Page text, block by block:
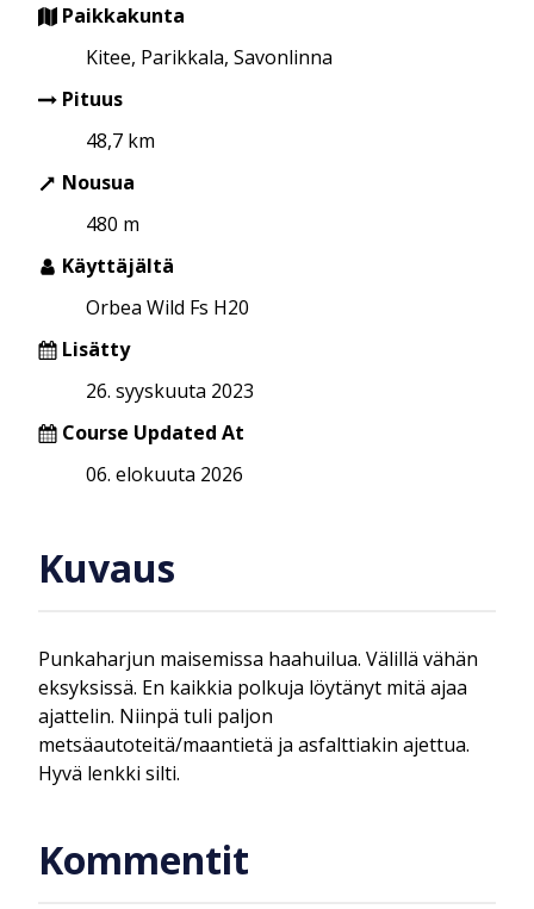
Paikkakunta
Kitee, Parikkala, Savonlinna
Pituus
48,7 km
Nousua
480 m
Käyttäjältä
Orbea Wild Fs H20
Lisätty
26. syyskuuta 2023
Course Updated At
06. elokuuta 2026
Kuvaus
Punkaharjun maisemissa haahuilua. Välillä vähän
eksyksissä. En kaikkia polkuja löytänyt mitä ajaa
ajattelin. Niinpä tuli paljon
metsäautoteitä/maantietä ja asfalttiakin ajettua.
Hyvä lenkki silti.
Kommentit